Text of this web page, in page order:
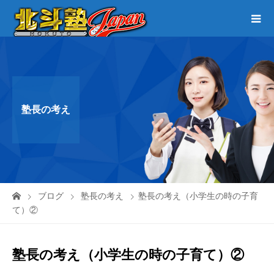
塾長の考え
ブログ 塾長の考え
塾長の考え（小学生の時の子育
て）②
塾長の考え（小学生の時の子育て）②